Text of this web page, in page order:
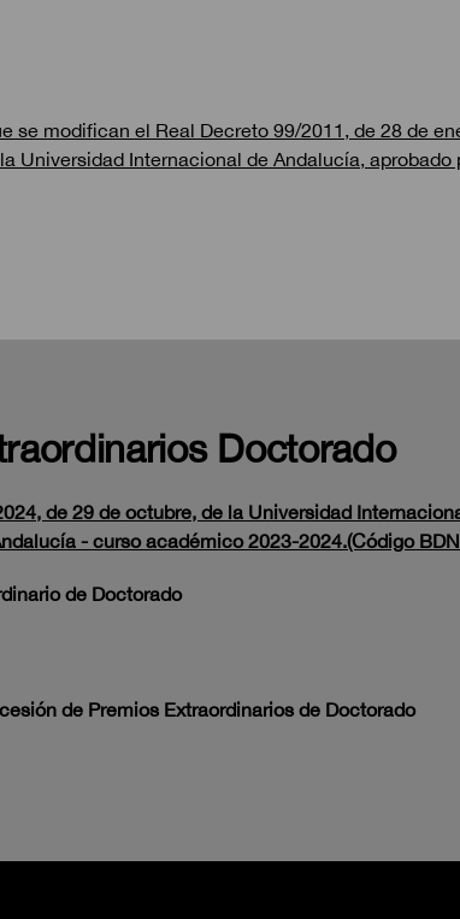
se modifican el Real Decreto 99/2011, de 28 de
Universidad Internacional de Andalucía,
Doctorado
de 29 de octubre, de la Universidad
- curso académico 2023-2024.(Código
de Doctorado
de Premios Extraordinarios de Doctorado